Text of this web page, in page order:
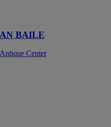
BAILE
Center